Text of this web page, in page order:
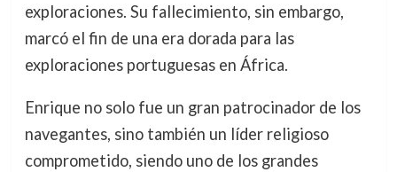
exploraciones. Su fallecimiento, sin embargo,
marcó el fin de una era dorada para las
exploraciones portuguesas en África.
Enrique no solo fue un gran patrocinador de los
navegantes, sino también un líder religioso
comprometido, siendo uno de los grandes